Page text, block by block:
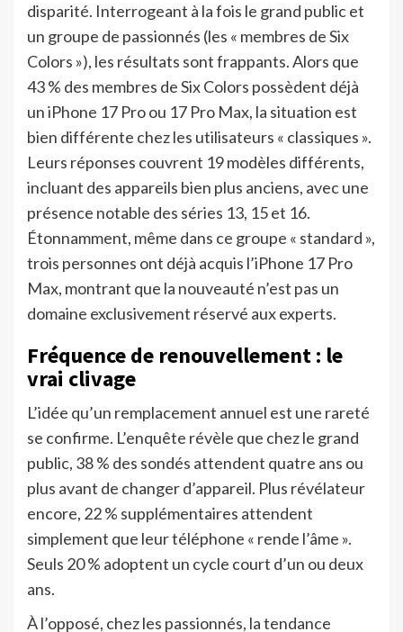
disparité. Interrogeant à la fois le grand public et
un groupe de passionnés (les « membres de Six
Colors »), les résultats sont frappants. Alors que
43 % des membres de Six Colors possèdent déjà
un iPhone 17 Pro ou 17 Pro Max, la situation est
bien différente chez les utilisateurs « classiques ».
Leurs réponses couvrent 19 modèles différents,
incluant des appareils bien plus anciens, avec une
présence notable des séries 13, 15 et 16.
Étonnamment, même dans ce groupe « standard »,
trois personnes ont déjà acquis l’iPhone 17 Pro
Max, montrant que la nouveauté n’est pas un
domaine exclusivement réservé aux experts.
Fréquence de renouvellement : le
vrai clivage
L’idée qu’un remplacement annuel est une rareté
se confirme. L’enquête révèle que chez le grand
public, 38 % des sondés attendent quatre ans ou
plus avant de changer d’appareil. Plus révélateur
encore, 22 % supplémentaires attendent
simplement que leur téléphone « rende l’âme ».
Seuls 20 % adoptent un cycle court d’un ou deux
ans.
À l’opposé, chez les passionnés, la tendance